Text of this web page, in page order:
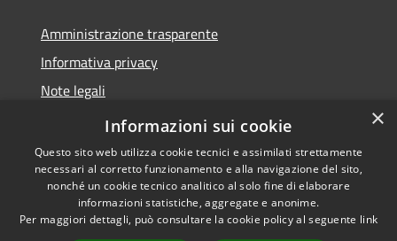
Amministrazione trasparente
Informativa privacy
Note legali
Dichiarazione di accessibilità
Accessibilità
Copyright © 2026 • Comune di
Stornara • Powered by
×
Informazioni sui cookie
Questo sito web utilizza cookie tecnici e assimilati strettamente
necessari al corretto funzionamento e alla navigazione del sito,
nonché un cookie tecnico analitico al solo fine di elaborare
informazioni statistiche, aggregate e anonime.
Per maggiori dettagli, può consultare la cookie policy al seguente link